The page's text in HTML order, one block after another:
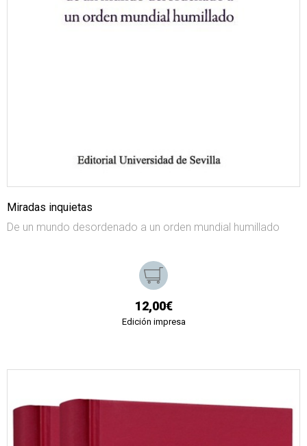
Miradas inquietas
De un mundo desordenado a un orden mundial humillado
12,00€
Edición impresa